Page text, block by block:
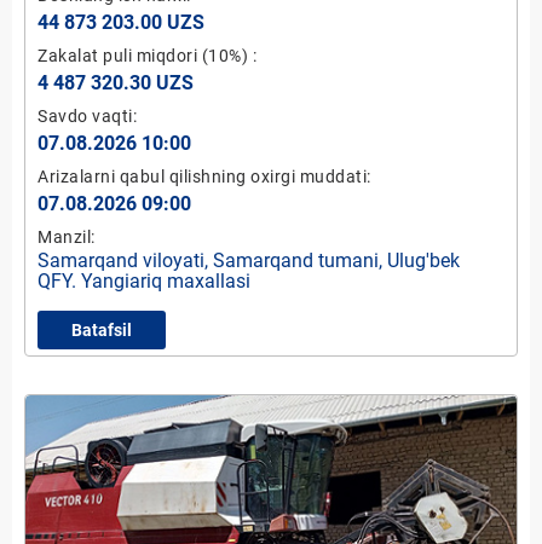
44 873 203.00 UZS
Zakalat puli miqdori (10%) :
4 487 320.30 UZS
Savdo vaqti:
07.08.2026 10:00
Arizalarni qabul qilishning oxirgi muddati:
07.08.2026 09:00
Manzil:
Samarqand viloyati, Samarqand tumani, Ulug'bek
QFY. Yangiariq maxallasi
Batafsil